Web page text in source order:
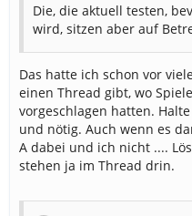
Die, die aktuell testen,
wird, sitzen aber auf
Das hatte ich schon vor
einen Thread gibt, wo
vorgeschlagen hatten.
und nötig. Auch wenn es
A dabei und ich nicht ....
stehen ja im Thread drin.